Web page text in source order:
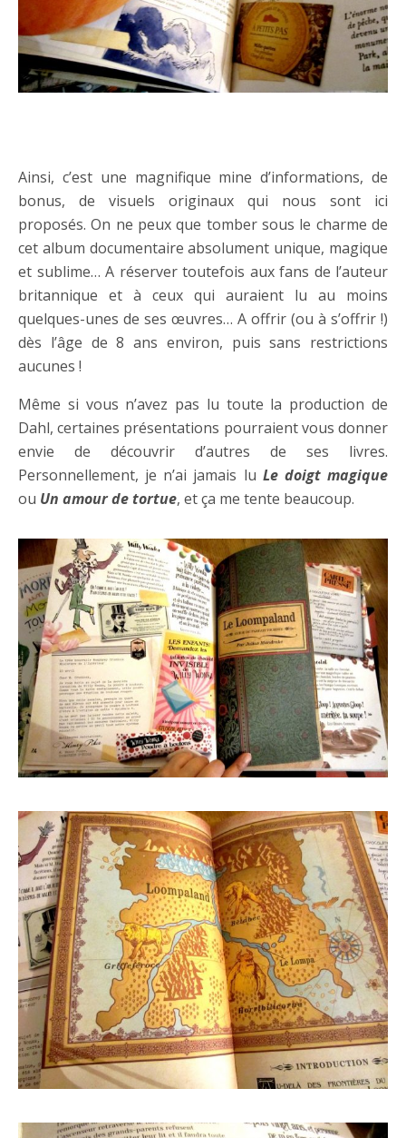
Ainsi, c’est une magnifique mine d’informations, de
bonus, de visuels originaux qui nous sont ici
proposés. On ne peux que tomber sous le charme de
cet album documentaire absolument unique, magique
et sublime… A réserver toutefois aux fans de l’auteur
britannique et à ceux qui auraient lu au moins
quelques-unes de ses œuvres… A offrir (ou à s’offrir !)
dès l’âge de 8 ans environ, puis sans restrictions
aucunes !
Même si vous n’avez pas lu toute la production de
Dahl, certaines présentations pourraient vous donner
envie de découvrir d’autres de ses livres.
Personnellement, je n’ai jamais lu Le doigt magique
ou Un amour de tortue, et ça me tente beaucoup.